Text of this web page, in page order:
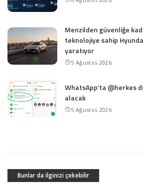
Menzilden güvenliğe
teknolojiye sahip
yaratıyor
5 Ağustos 2026
WhatsApp’ta @herkes
alacak
5 Ağustos 2026
Bunlar da ilginizi çekebilir